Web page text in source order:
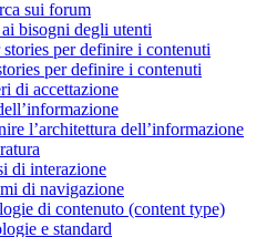
sui forum
bisogni degli utenti
per definire i contenuti
per definire i contenuti
di accettazione
l’architettura dell’informazione
di interazione
di navigazione
di contenuto (content type)
e standard